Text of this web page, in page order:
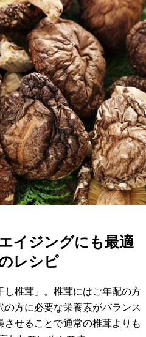
イジングにも最適
レシピ
し椎茸」。椎茸にはご年配の方
方に必要な栄養素がバランス
させることで通常の椎茸よりも